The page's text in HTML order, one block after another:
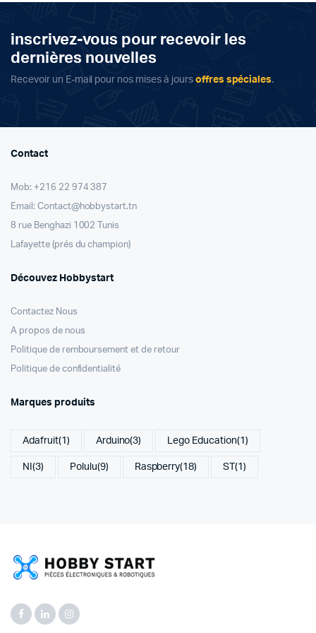
inscrivez-vous pour recevoir les
dernières nouvelles
Recevoir un E-mail pour nos mises à jours offres spéciales.
Contact
Mob: +216 22 974 387
Email: Contact@hobbystart.tn
8 rue Benghazi 1002 Tunis
Lafayette (prés du champion)
Découvez Hobbystart
Contactez Nous
A propos de nous
Politique de remboursement et de retour
Politique de confidentialité
Marques produits
Adafruit(1) Arduino(3) Lego Education(1)
NI (3) Polulu(9) Raspberry(18) ST(1)